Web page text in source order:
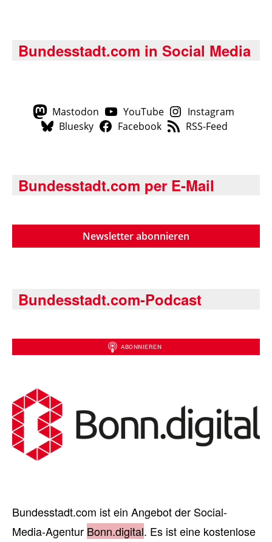
Bundesstadt.com in Social Media
Mastodon YouTube
Instagram
Bluesky
Facebook RSS-Feed
Bundesstadt.com per E-Mail
Newsletter abonnieren
Bundesstadt.com-Podcast
Bundesstadt.com ist ein Angebot der Social-
Media-Agentur Bonn.digital. Es ist eine kostenlose